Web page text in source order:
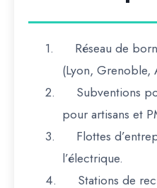
1.
Réseau de
(Lyon, Grenoble,
2.
Subventions
pour artisans et
3.
Flottes
l’électrique.
4.
Stations de